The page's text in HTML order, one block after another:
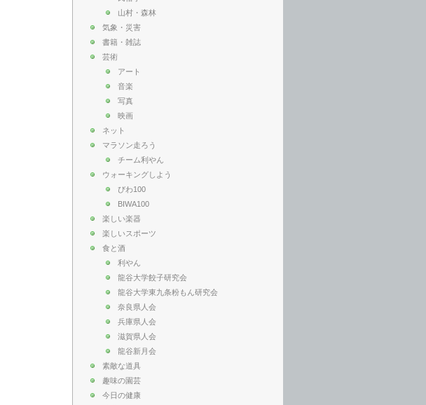
山村・森林
気象・災害
書籍・雑誌
芸術
アート
音楽
写真
映画
ネット
マラソン走ろう
チーム利やん
ウォーキングしよう
びわ100
BIWA100
楽しい楽器
楽しいスポーツ
食と酒
利やん
龍谷大学餃子研究会
龍谷大学東九条粉もん研究会
奈良県人会
兵庫県人会
滋賀県人会
龍谷新月会
素敵な道具
趣味の園芸
今日の健康